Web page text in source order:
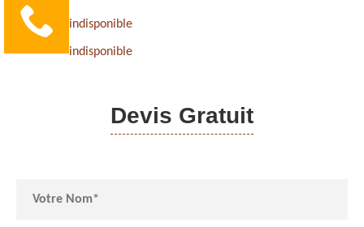
indisponible
indisponible
Devis Gratuit